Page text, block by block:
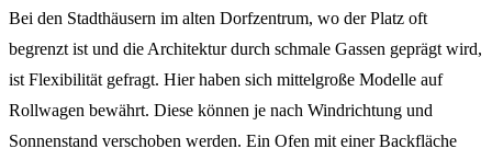
Bei den Stadthäusern im alten Dorfzentrum, wo der Platz oft
begrenzt ist und die Architektur durch schmale Gassen geprägt wird,
ist Flexibilität gefragt. Hier haben sich mittelgroße Modelle auf
Rollwagen bewährt. Diese können je nach Windrichtung und
Sonnenstand verschoben werden. Ein Ofen mit einer Backfläche